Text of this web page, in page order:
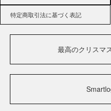
特定商取引法に基づく表記
最高のクリスマ